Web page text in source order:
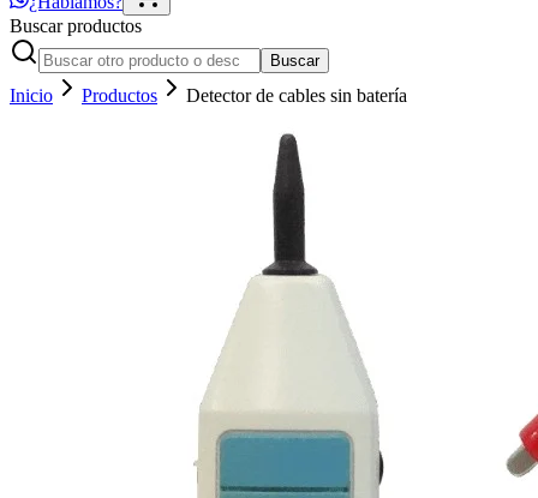
Buscar productos
Buscar
Inicio Productos Detector de cables sin batería